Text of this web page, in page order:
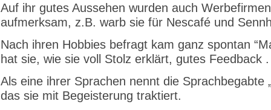
Auf ihr gutes Aussehen wurden auch Werbefirmen
aufmerksam, z.B. warb sie für Nescafé und
Nach ihren Hobbies befragt kam ganz spontan
hat sie, wie sie voll Stolz erklärt, gutes Feedback .
Als eine ihrer Sprachen nennt die Sprachbegabte
das sie mit Begeisterung traktiert.